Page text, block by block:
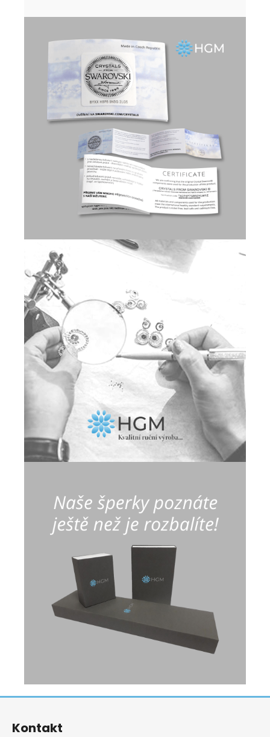
Z
Kontakt